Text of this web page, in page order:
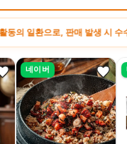
매 발생 시 수수료를 제
네이버